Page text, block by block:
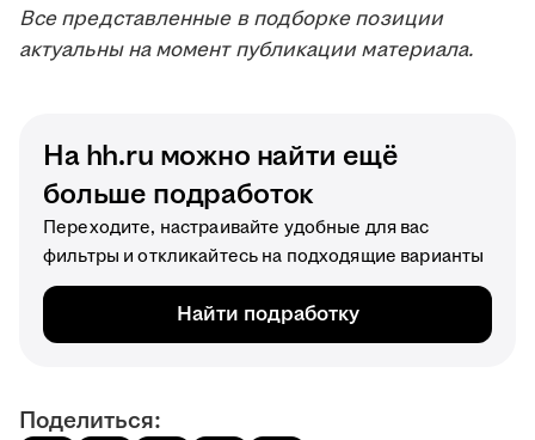
Все представленные в подборке позиции
актуальны на момент публикации материала.
На hh.ru можно найти ещё
больше подработок
Переходите, настраивайте удобные для вас
фильтры и откликайтесь на подходящие варианты
Найти подработку
Поделиться: